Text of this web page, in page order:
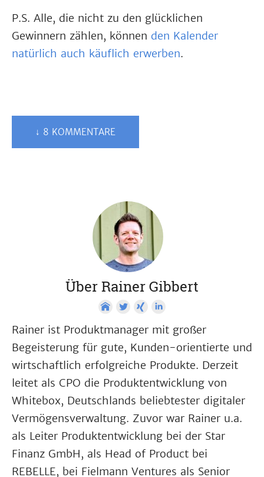
P.S. Alle, die nicht zu den glücklichen
Gewinnern zählen, können den Kalender
natürlich auch käuflich erwerben.
↓ 8 KOMMENTARE
Über Rainer Gibbert
Rainer ist Produktmanager mit großer
Begeisterung für gute, Kunden-orientierte und
wirtschaftlich erfolgreiche Produkte. Derzeit
leitet als CPO die Produktentwicklung von
Whitebox, Deutschlands beliebtester digitaler
Vermögensverwaltung. Zuvor war Rainer u.a.
als Leiter Produktentwicklung bei der Star
Finanz GmbH, als Head of Product bei
REBELLE, bei Fielmann Ventures als Senior